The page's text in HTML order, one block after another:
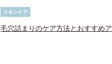
スキンケア
毛穴詰まりのケア方法とおすすめ